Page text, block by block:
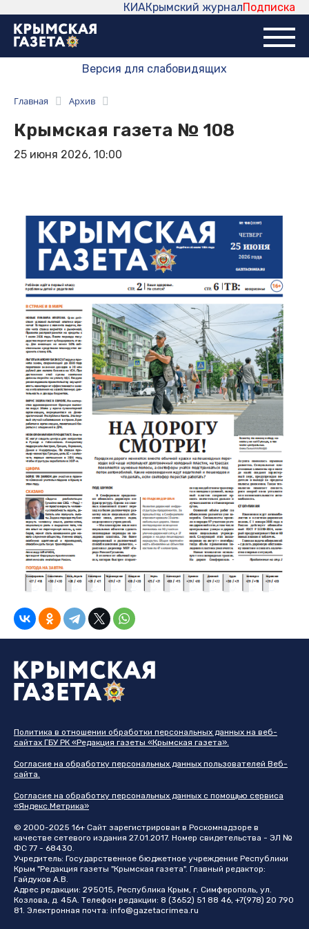
Подписка
Крымский журнал
КИА
Версия для слабовидящих
Главная Архив
Крымская газета № 108
25 июня 2026, 10:00
Политика в отношении обработки персональных данных на веб-
сайтах ГБУ РК «Редакция газеты «Крымская газета».
Согласие на обработку персональных данных пользователей Веб-
сайта.
Согласие на обработку персональных данных с помощью сервиса
«Яндекс.Метрика»
© 2000-2025 16+ Сайт зарегистрирован в Роскомнадзоре в
качестве сетевого издания 27.01.2017. Номер свидетельства - ЭЛ №
ФС 77 - 68430.
Учредитель: Государственное бюджетное учреждение Республики
Крым "Редакция газеты "Крымская газета". Главный редактор:
Гайдуков А.В.
Адрес редакции: 295015, Республика Крым, г. Симферополь, ул.
Козлова, д. 45А. Телефон редакции: 8 (3652) 51 88 46, +7(978) 20 790
81. Электронная почта: info@gazetacrimea.ru